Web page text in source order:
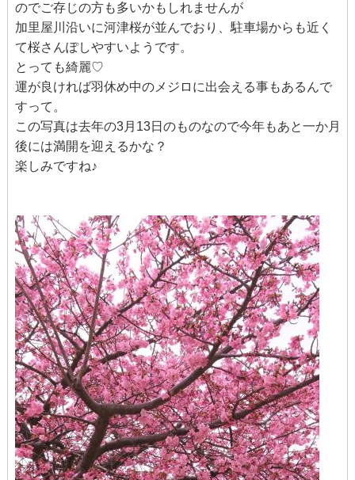
のでご存じの方も多いかもしれませんが
加里屋川沿いに河津桜が並んでおり、駐車場からも近く
て桜さんぽしやすいようです。
とっても綺麗♡
運が良ければ羽休め中のメジロに出会える事もあるんで
すって。
この写真は去年の3月13日のものなので今年もあと一か月
後には満開を迎えるかな？
楽しみですね♪